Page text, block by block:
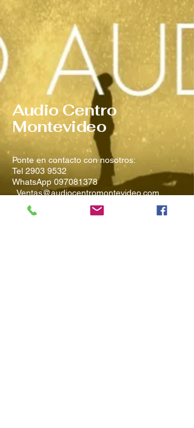
Audio Centro
Montevideo
Ponte en contacto con nosotros:
Tel 2903 9532
WhatsApp 097081378
Ventas@audiocentromontevideo.com
Audiocentromontevideo.com